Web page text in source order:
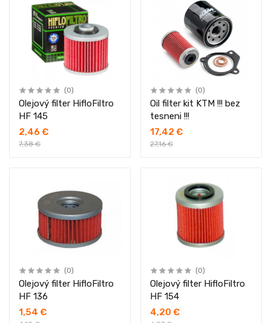
(0)
Olejový filter HifloFiltro
HF 145
2,46 €
7,38 €
(0)
Oil filter kit KTM !!! bez
tesneni !!!
17,42 €
27,16 €
(0)
Olejový filter HifloFiltro
HF 136
1,54 €
(0)
Olejový filter HifloFiltro
HF 154
4,20 €